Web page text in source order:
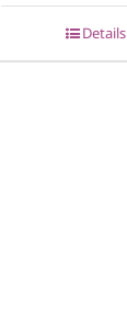
Details